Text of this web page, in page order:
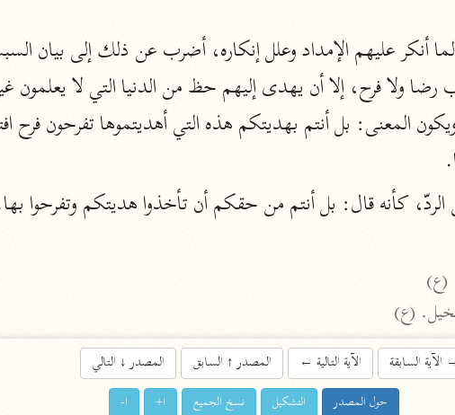
إرشاد العقل السليم
أبو السعود (٩٨٢ هـ)
نحو ٩ مجلدات
الكشاف
نحو ٨ مجلدات
آثار
نحو
تفسير
كأنه قال: بل أنتم من حقكم أن تأخذوا هديتكم وتفرحوا
(ع)
(ع)
الآية السابقة الآية التالية ← المصدر↑السابق المصدر↓التالي
حول المصدر التشكيل نسخ الجميع ا+ ا-